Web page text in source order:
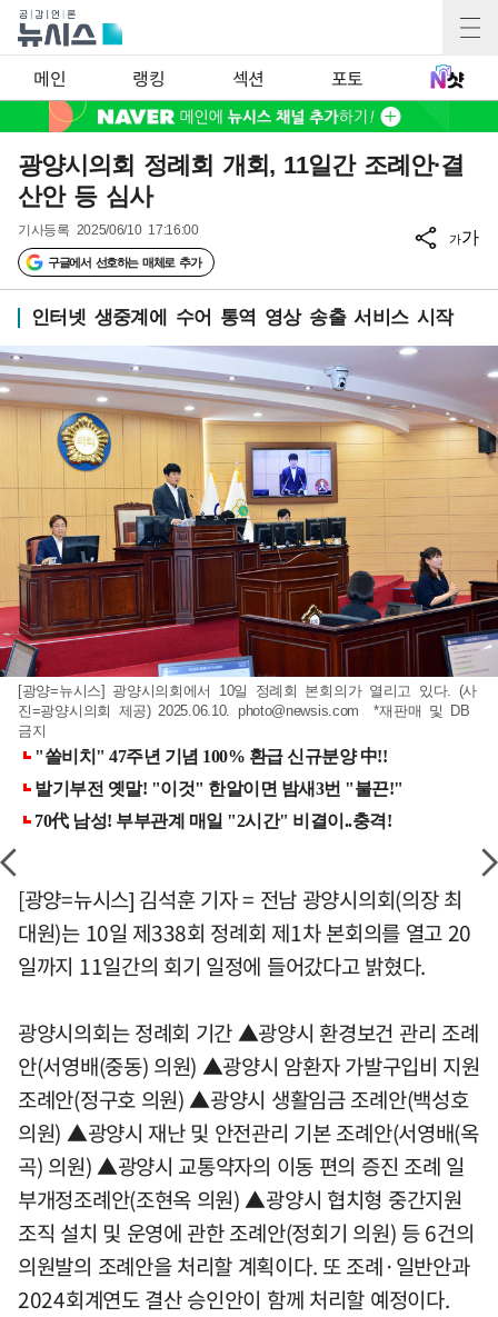
메인 랭킹 섹션 포토
광양시의회 정례회 개회, 11일간 조례안·결
산안 등 심사
기사등록 2025/06/10 17:16:00
구글에서 선호하는 매체로 추가
가가
인터넷 생중계에 수어 통역 영상 송출 서비스 시작
[광양=뉴시스] 광양시의회에서 10일 정례회 본회의가 열리고 있다. (사
진=광양시의회 제공) 2025.06.10. photo@newsis.com *재판매 및 DB
금지
[광양=뉴시스] 김석훈 기자 = 전남 광양시의회(의장 최
대원)는 10일 제338회 정례회 제1차 본회의를 열고 20
일까지 11일간의 회기 일정에 들어갔다고 밝혔다.
광양시의회는 정례회 기간 ▲광양시 환경보건 관리 조례
안(서영배(중동) 의원) ▲광양시 암환자 가발구입비 지원
조례안(정구호 의원) ▲광양시 생활임금 조례안(백성호
의원) ▲광양시 재난 및 안전관리 기본 조례안(서영배(옥
곡) 의원) ▲광양시 교통약자의 이동 편의 증진 조례 일
부개정조례안(조현옥 의원) ▲광양시 협치형 중간지원
조직 설치 및 운영에 관한 조례안(정회기 의원) 등 6건의
의원발의 조례안을 처리할 계획이다. 또 조례·일반안과
2024회계연도 결산 승인안이 함께 처리할 예정이다.